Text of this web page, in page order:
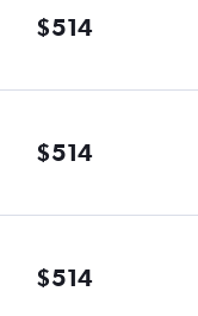
$514
$514
$514